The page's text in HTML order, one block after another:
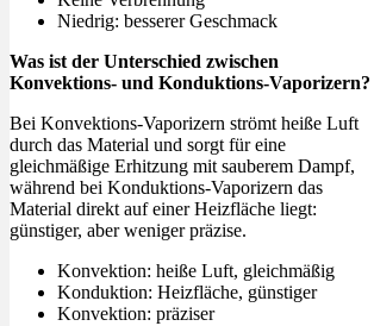
Niedrig: besserer Geschmack
Was ist der Unterschied zwischen
Konvektions- und Konduktions-Vaporizern?
Bei Konvektions-Vaporizern strömt heiße Luft
durch das Material und sorgt für eine
gleichmäßige Erhitzung mit sauberem Dampf,
während bei Konduktions-Vaporizern das
Material direkt auf einer Heizfläche liegt:
günstiger, aber weniger präzise.
Konvektion: heiße Luft, gleichmäßig
Konduktion: Heizfläche, günstiger
Konvektion: präziser